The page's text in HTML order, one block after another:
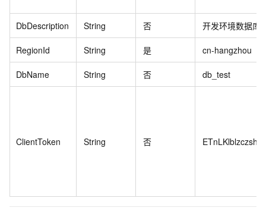
DbDescription String 否 开发环境数据库
RegionId String 是 cn-hangzhou
DbName String 否 db_test
ClientToken String 否